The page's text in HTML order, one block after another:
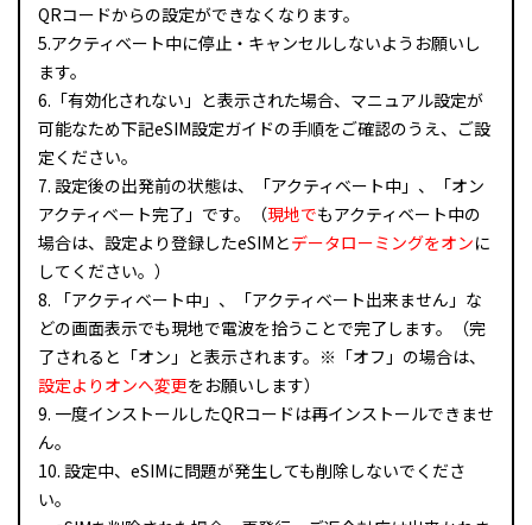
QRコードからの設定ができなくなります。
5.アクティベート中に停止・キャンセルしないようお願いし
ます。
6.「有効化されない」と表示された場合、マニュアル設定が
可能なため下記eSIM設定ガイドの手順をご確認のうえ、ご設
定ください。
7. 設定後の出発前の状態は、「アクティベート中」、「オン
アクティベート完了」です。（現地でもアクティベート中の
場合は、設定より登録したeSIMとデータローミングをオンに
してください。）
8. 「アクティベート中」、「アクティベート出来ません」な
どの画面表示でも現地で電波を拾うことで完了します。（完
了されると「オン」と表示されます。※「オフ」の場合は、
設定よりオンへ変更をお願いします）
9. 一度インストールしたQRコードは再インストールできませ
ん。
10. 設定中、eSIMに問題が発生しても削除しないでくださ
い。